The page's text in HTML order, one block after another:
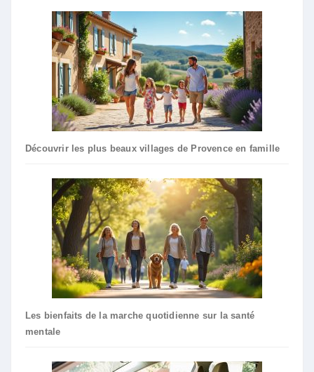
Découvrir les plus beaux villages de Provence en famille
Les bienfaits de la marche quotidienne sur la santé
mentale